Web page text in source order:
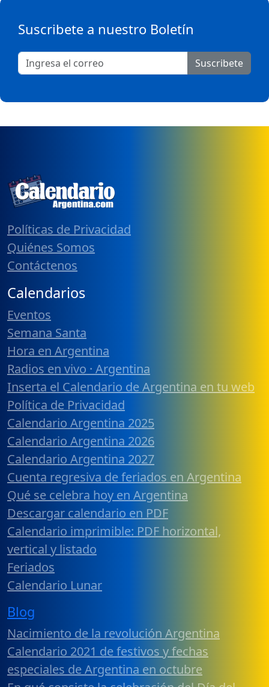
Suscribete a nuestro Boletín
Suscribete
Políticas de Privacidad
Quiénes Somos
Contáctenos
Calendarios
Eventos
Semana Santa
Hora en Argentina
Radios en vivo · Argentina
Inserta el Calendario de Argentina en tu web
Política de Privacidad
Calendario Argentina 2025
Calendario Argentina 2026
Calendario Argentina 2027
Cuenta regresiva de feriados en Argentina
Qué se celebra hoy en Argentina
Descargar calendario en PDF
Calendario imprimible: PDF horizontal,
vertical y listado
Feriados
Calendario Lunar
Blog
Nacimiento de la revolución Argentina
Calendario 2021 de festivos y fechas
especiales de Argentina en octubre